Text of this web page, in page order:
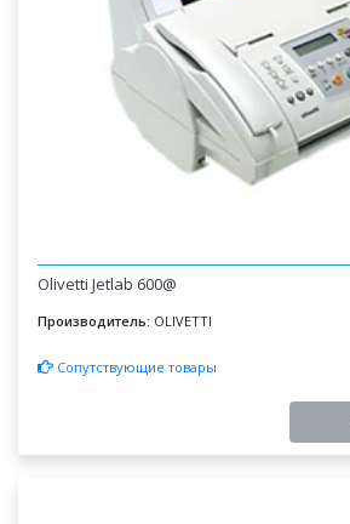
Olivetti Jetlab 600@
Производитель: OLIVETTI
Сопутствующие товары